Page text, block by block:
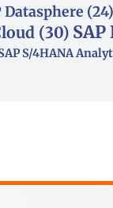
Datasphere (24)
(30) SAP
S/4HANA